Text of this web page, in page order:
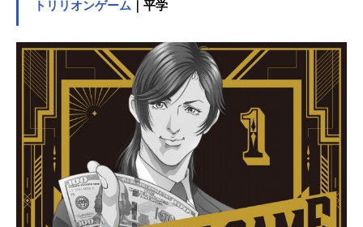
適合した者が【ギフト】を体内に移
ることになる。ケガをきっかけに適
合性を見出された青年・ベートーヴ
ェンもその一人。学園に編入したベ
ートーヴェンは、異なるギフトを受
け継ぐ仲間たちと出会い音楽の魅力
に触れながら、コンテストでの優勝
を目指すことに──。偉大な音楽家の
意思を未来へ紡ぐ夢のプロジェク
ト。音楽（エモージョン）とVR空間
（ビジュアライズ）が織りなす奇跡
のシンフォニーがここに開演！作品
トリリオンゲーム ｜平学